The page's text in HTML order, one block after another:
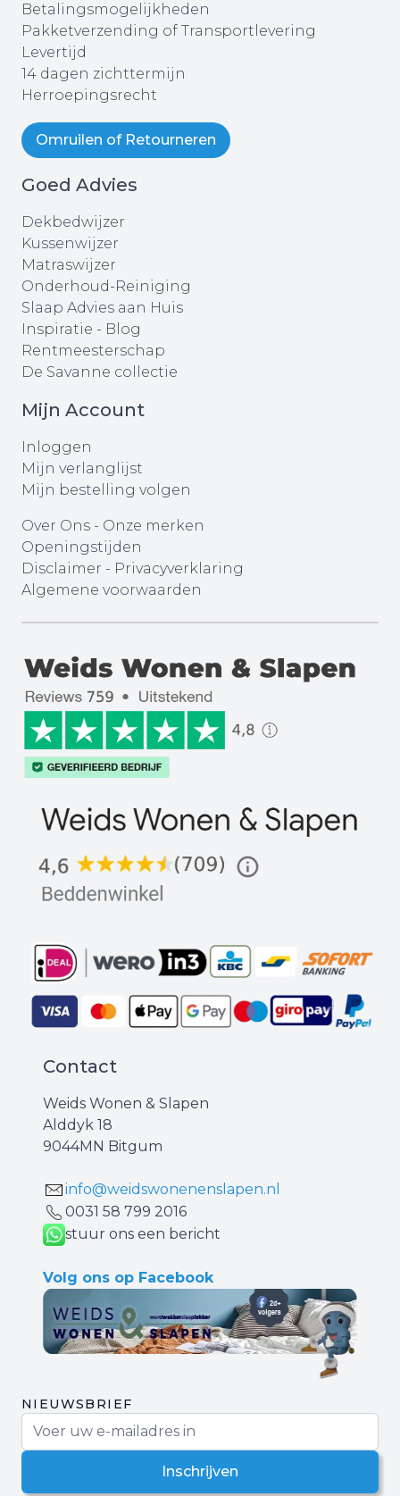
Betalingsmogelijkheden
Pakketverzending of Transportlevering
Levertijd
14 dagen zichttermijn
Herroepingsrecht
Omruilen of Retourneren
Goed Advies
Dekbedwijzer
Kussenwijzer
Matraswijzer
Onderhoud-Reiniging
Slaap Advies aan Huis
Inspiratie - Blog
Rentmeesterschap
De Savanne collectie
Mijn Account
Inloggen
Mijn verlanglijst
Mijn bestelling volgen
Over Ons - Onze merken
Openingstijden
Disclaimer - Privacyverklaring
Algemene voorwaarden
Contact
Weids Wonen & Slapen
Alddyk 18
9044MN Bitgum
info@weidswonenenslapen.nl
0031 ‪58 799 2016‬
stuur ons een bericht
Volg ons op Facebook
NIEUWSBRIEF
Inschrijven